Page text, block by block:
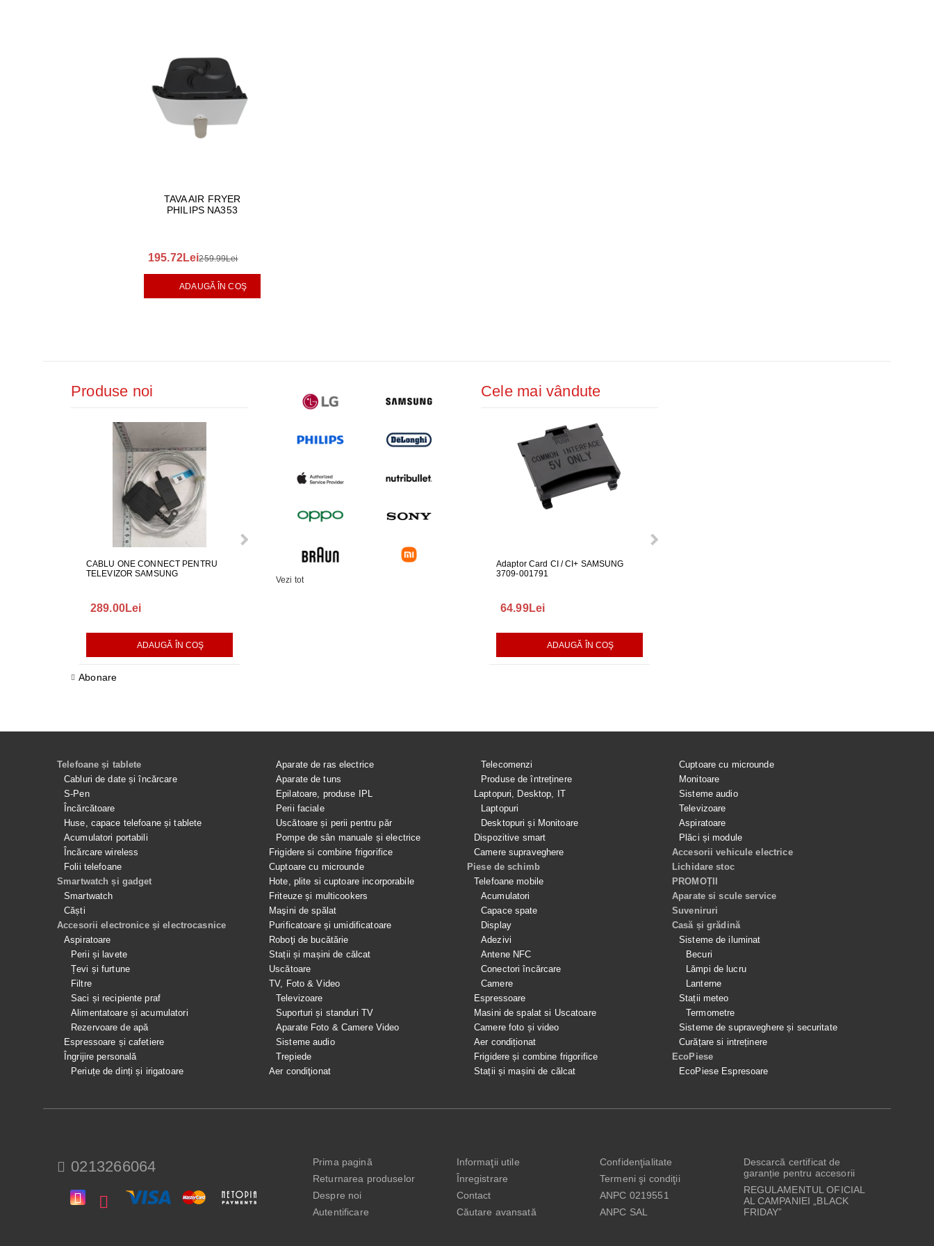
TAVA AIR FRYER
PHILIPS NA353
195.72Lei259.99Lei
ADAUGĂ ÎN COŞ
Produse noi
CABLU ONE CONNECT PENTRU
TELEVIZOR SAMSUNG
289.00Lei
ADAUGĂ ÎN COŞ
FURTUN EVACUARE PENTRU
GARNITURA HUBLOU MASINA DE
GARNITURA HUBLOU MASINA DE
Abonare
Vezi tot
Cele mai vândute
Adaptor Card CI / CI+ SAMSUNG
3709-001791
64.99Lei
ADAUGĂ ÎN COŞ
Telefoane și tablete
Cabluri de date și încărcare
S-Pen
Încărcătoare
Huse, capace telefoane și tablete
Acumulatori portabili
Încărcare wireless
Folii telefoane
Smartwatch și gadget
Smartwatch
Căști
Accesorii electronice și electrocasnice
Aspiratoare
Perii și lavete
Țevi și furtune
Filtre
Saci și recipiente praf
Alimentatoare și acumulatori
Rezervoare de apă
Espressoare și cafetiere
Îngrijire personală
Periuțe de dinți și irigatoare
Aparate de ras electrice
Aparate de tuns
Epilatoare, produse IPL
Perii faciale
Uscătoare și perii pentru păr
Pompe de sân manuale și electrice
Frigidere si combine frigorifice
Cuptoare cu microunde
Hote, plite si cuptoare incorporabile
Friteuze și multicookers
Maşini de spălat
Purificatoare și umidificatoare
Roboţi de bucătărie
Stații și mașini de călcat
Uscătoare
TV, Foto & Video
Televizoare
Suporturi și standuri TV
Aparate Foto & Camere Video
Sisteme audio
Trepiede
Aer condiţionat
Telecomenzi
Produse de întreținere
Laptopuri, Desktop, IT
Laptopuri
Desktopuri și Monitoare
Dispozitive smart
Camere supraveghere
Piese de schimb
Telefoane mobile
Acumulatori
Capace spate
Display
Adezivi
Antene NFC
Conectori încărcare
Camere
Espressoare
Masini de spalat si Uscatoare
Camere foto și video
Aer condiționat
Frigidere și combine frigorifice
Stații și mașini de călcat
Cuptoare cu microunde
Monitoare
Sisteme audio
Televizoare
Aspiratoare
Plăci și module
Accesorii vehicule electrice
Lichidare stoc
PROMOȚII
Aparate si scule service
Suveniruri
Casă și grădină
Sisteme de iluminat
Becuri
Lămpi de lucru
Lanterne
Stații meteo
Termometre
Sisteme de supraveghere și securitate
Curățare si intreținere
EcoPiese
EcoPiese Espresoare
0213266064
Prima pagină
Returnarea produselor
Despre noi
Autentificare
Informaţii utile
Înregistrare
Contact
Căutare avansată
Confidenţialitate
Termeni şi condiţii
ANPC 0219551
ANPC SAL
Descarcă certificat de
garanție pentru accesorii
REGULAMENTUL OFICIAL
AL CAMPANIEI „BLACK
FRIDAY”